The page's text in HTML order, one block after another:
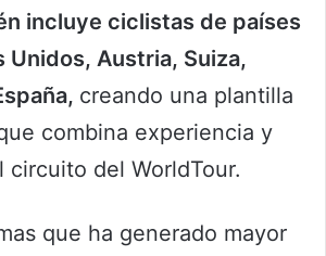
incluye ciclistas de países
Unidos, Austria, Suiza,
creando una plantilla
combina experiencia y
circuito del WorldTour.
que ha generado mayor